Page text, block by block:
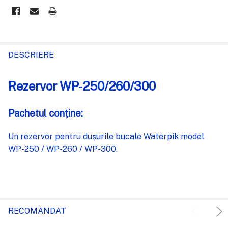
CUMPARATE
%STR%
ÎN COȘ
DESCRIERE
Rezervor WP-250/260/300
Pachetul conține:
Un rezervor pentru dușurile bucale Waterpik model
WP-250 / WP-260 / WP-300.
RECOMANDAT